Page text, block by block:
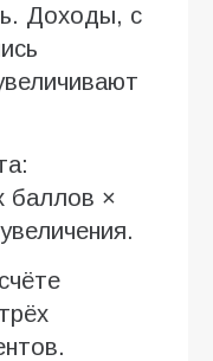
Доходы, с
баллов ×